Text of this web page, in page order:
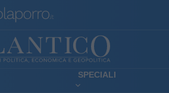
SPECIALI